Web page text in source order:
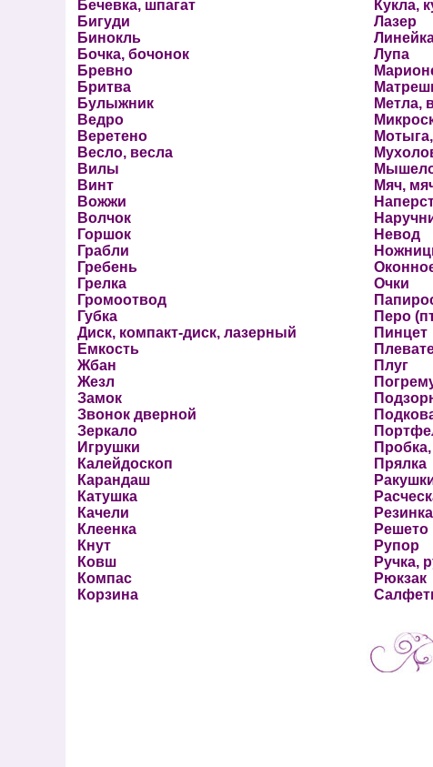
Бечевка, шпагат
Бигуди
Бинокль
Бочка, бочонок
Бревно
Бритва
Булыжник
Ведро
Веретено
Весло, весла
Вилы
Винт
Вожжи
Волчок
Горшок
Грабли
Гребень
Грелка
Громоотвод
Губка
Диск, компакт-диск, лазерный
Емкость
Жбан
Жезл
Замок
Звонок дверной
Зеркало
Игрушки
Калейдоскоп
Карандаш
Катушка
Качели
Клеенка
Кнут
Ковш
Компас
Корзина
Кукла,
Лазер
Лупа
Метла,
Мяч,
Невод
Очки
Перо
Пинцет
Плуг
Прялка
Резинка
Решето
Рупор
Ручка,
Рюкзак